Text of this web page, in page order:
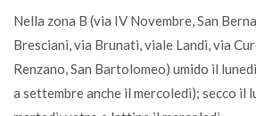
Nella zona B (via IV Novembre, San
Bresciani, via Brunati, viale Landi, via
Renzano, San Bartolomeo) umido il
a settembre anche il mercoledì); secco il